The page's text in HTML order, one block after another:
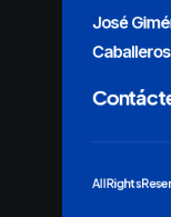
José
All Rights